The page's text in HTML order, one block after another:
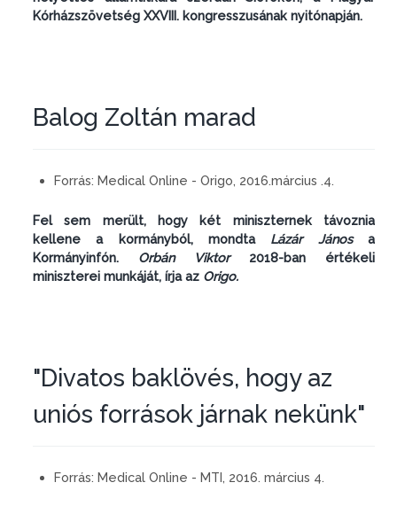
Kórházszövetség XXVIII. kongresszusának nyitónapján.
Balog Zoltán marad
Forrás: Medical Online - Origo, 2016.március .4.
Fel sem merült, hogy két miniszternek távoznia
kellene a kormányból, mondta Lázár Jánosa
Kormányinfón. Orbán Viktor2018-ban értékeli
miniszterei munkáját, írja az Origo.
"Divatos baklövés, hogy az
uniós források járnak nekünk"
Forrás: Medical Online - MTI, 2016. március 4.